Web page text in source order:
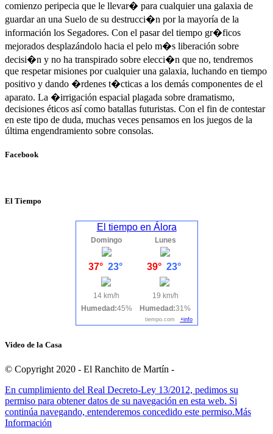
comienzo peripecia que le llevar� para cualquier una galaxia de
guardar an una Suelo de su destrucci�n por la mayoría de la
información los Segadores. Con el pasar del tiempo gr�ficos
mejorados desplazándolo hacia el pelo m�s liberación sobre
decisi�n y no ha transpirado sobre elecci�n que no, tendremos
que respetar misiones por cualquier una galaxia, luchando en tiempo
positivo y dando �rdenes t�cticas a los demás componentes de el
aparato. La �irrigación espacial plagada sobre dramatismo,
decisiones éticos así­ como batallas futuristas. Con el fin de contestar
en este tipo de duda, muchas veces pensamos en los juegos de la
última engendramiento sobre consolas.
Facebook
El Tiempo
El tiempo en Álora
Domingo
37° 23°
14 km/h
Humedad:45%
Lunes
39° 23°
19 km/h
Humedad:31%
tiempo.com +info
Video de la Casa
© Copyright 2020 - El Ranchito de Martín -
En cumplimiento del Real Decreto-Ley 13/2012, pedimos su
permiso para obtener datos de su navegación en esta web. Si
continúa navegando, entenderemos concedido este permiso.Más
Información